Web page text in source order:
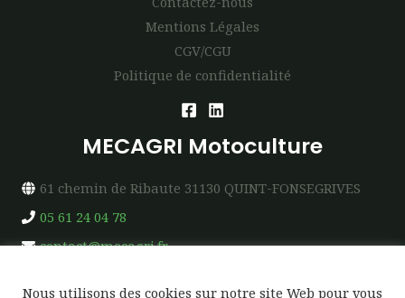
Mentions Légales
CGV/CGU
Politique de confidentialité
MECAGRI Motoculture
61 chemin de Ribaute 31130 QUINT-FONSEGRIVES
05 61 24 04 78
contact@mecagri.fr
Nous utilisons des cookies sur notre site Web pour vous